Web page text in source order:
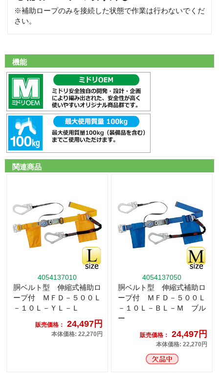
※補助ロープのみを接続した状態で作業は行わないでくだ
さい。
機能
関連商品
4054137010
胴ベルト型 伸縮式補助ロ
ープ付 ＭＦＤ－５００Ｌ
－１０Ｌ－ＹＬ－Ｌ
販売価格： 24,497円
本体価格: 22,270円
4054137050
胴ベルト型 伸縮式補助ロ
ープ付 ＭＦＤ－５００Ｌ
－１０Ｌ－ＢＬ－Ｍ ブル
ー
販売価格： 24,497円
本体価格: 22,270円